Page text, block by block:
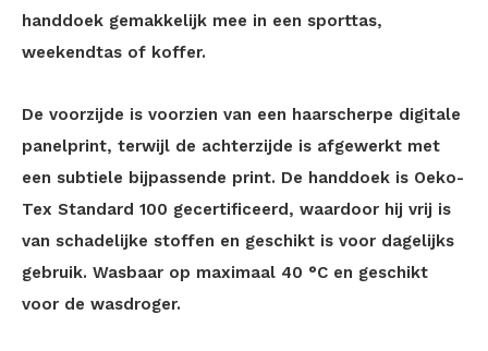
handdoek gemakkelijk mee in een sporttas,
weekendtas of koffer.
De voorzijde is voorzien van een haarscherpe digitale
panelprint, terwijl de achterzijde is afgewerkt met
een subtiele bijpassende print. De handdoek is Oeko-
Tex Standard 100 gecertificeerd, waardoor hij vrij is
van schadelijke stoffen en geschikt is voor dagelijks
gebruik. Wasbaar op maximaal 40 °C en geschikt
voor de wasdroger.